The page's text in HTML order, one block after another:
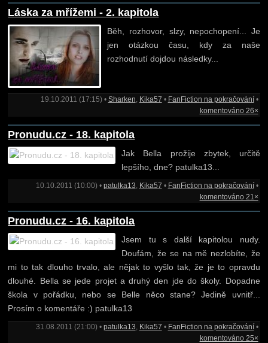
Láska za mřížemi - 2. kapitola
Běh, rozhovor, slzy, nepochopení... Je
jen otázkou času, kdy za naše
rozhodnutí dojdou následky...
19.10.2011 (17:15) • Sharken, Kika57 • FanFiction na pokračování•
komentováno 26×
Pronudu.cz - 18. kapitola
Jak Bella prožije zbytek, určitě
lepšího, dne? patulka13...
10.10.2011 (10:00) • patulka13, Kika57 • FanFiction na pokračování•
komentováno 21×
Pronudu.cz - 16. kapitola
Jsem tu s další kapitolou nudy.
Doufám, že se na mě nezlobíte, že
mi to tak dlouho trvalo, ale nějak to vyšlo tak, že je to opravdu
dlouhé. Bella se jede projet a druhý den jde do školy. Dopadne
škola v pořádku, nebo se Belle něco stane? Jedině uvnitř...
Prosím o komentáře :) patulka13
31.08.2011 (21:00) • patulka13, Kika57 • FanFiction na pokračování•
komentováno 25×